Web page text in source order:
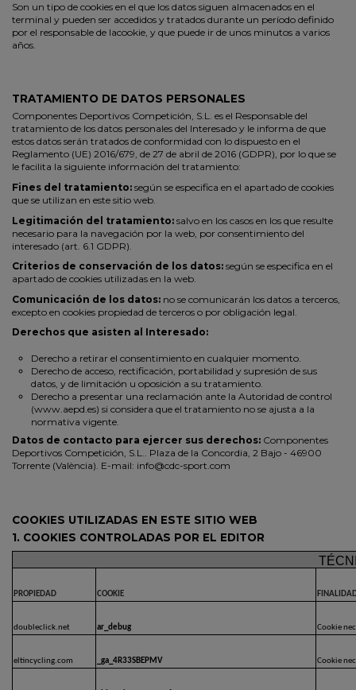
Son un tipo de cookies en el que los datos siguen almacenados en el
terminal y pueden ser accedidos y tratados durante un período definido
por el responsable de lacookie, y que puede ir de unos minutos a varios
años.
TRATAMIENTO DE DATOS PERSONALES
Componentes Deportivos Competición, S.L. es el Responsable del
tratamiento de los datos personales del Interesado y le informa de que
estos datos serán tratados de conformidad con lo dispuesto en el
Reglamento (UE) 2016/679, de 27 de abril de 2016 (GDPR), por lo que se
le facilita la siguiente información del tratamiento:
Fines del tratamiento: según se especifica en el apartado de cookies
que se utilizan en este sitio web.
Legitimación del tratamiento: salvo en los casos en los que resulte
necesario para la navegación por la web, por consentimiento del
interesado (art. 6.1 GDPR).
Criterios de conservación de los datos: según se especifica en el
apartado de cookies utilizadas en la web.
Comunicación de los datos: no se comunicarán los datos a terceros,
excepto en cookies propiedad de terceros o por obligación legal.
Derechos que asisten al Interesado:
Derecho a retirar el consentimiento en cualquier momento.
Derecho de acceso, rectificación, portabilidad y supresión de sus
datos, y de limitación u oposición a su tratamiento.
Derecho a presentar una reclamación ante la Autoridad de control
(www.aepd.es) si considera que el tratamiento no se ajusta a la
normativa vigente.
Datos de contacto para ejercer sus derechos: Componentes
Deportivos Competición, S.L.. Plaza de la Concordia, 2 Bajo - 46900
Torrente (València). E-mail: info@cdc-sport.com
COOKIES UTILIZADAS EN ESTE SITIO WEB
1. COOKIES CONTROLADAS POR EL EDITOR
PROPIEDAD COOKIE
doubleclick.net ar_debug Cookie
eltincycling.com _ga_4R33SBEPMV Cookie